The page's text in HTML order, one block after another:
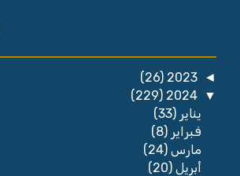
◄
2023
(26)
▼
2024
(229)
يناير(33)
فبراير(8)
مارس(24)
أبريل(20)